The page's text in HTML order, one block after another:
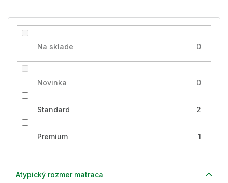
o
v
Na sklade 0
Novinka 0
Standard 2
Premium 1
Atypický rozmer matraca